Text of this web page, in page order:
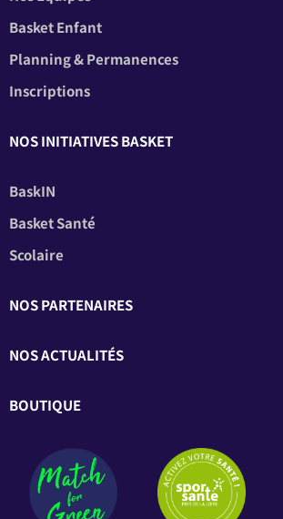
Basket Enfant
Planning & Permanences
Inscriptions
NOS INITIATIVES BASKET
BaskIN
Basket Santé
Scolaire
NOS PARTENAIRES
NOS ACTUALITÉS
BOUTIQUE